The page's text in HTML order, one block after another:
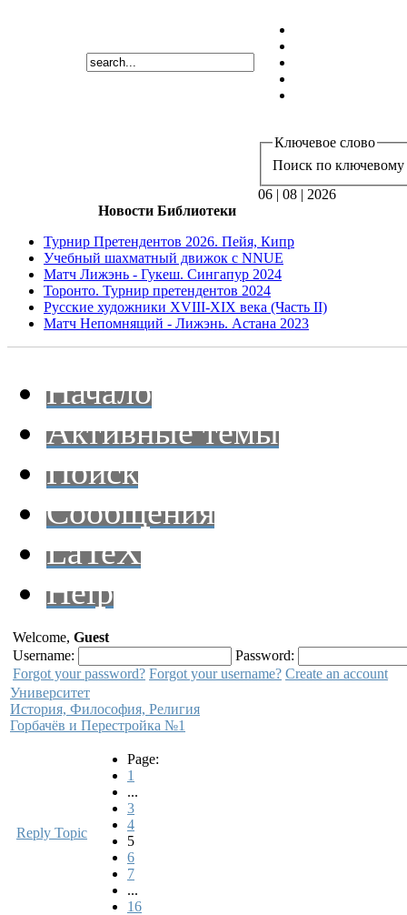
Ключевое слово
Поиск по ключевому
06 | 08 | 2026
Новости Библиотеки
Турнир Претендентов 2026. Пейя, Кипр
Учебный шахматный движок с NNUE
Матч Лижэнь - Гукеш. Сингапур 2024
Торонто. Турнир претендентов 2024
Русские художники XVIII-XIX века (Часть II)
Матч Непомнящий - Лижэнь. Астана 2023
Начало
Активные темы
Поиск
Сообщения
LaTeX
Help
Welcome, Guest
Username:
Password:
Forgot your password? Forgot your username? Create an account
Университет
История, Философия, Религия
Горбачёв и Перестройка №1
Reply Topic
Page:
1
...
3
4
5
6
7
...
16